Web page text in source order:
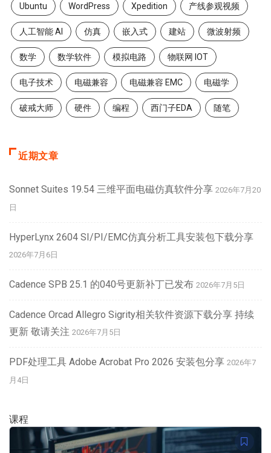
Ubuntu WordPress Xpedition 产线参观视频
人工智能 AI 仿真 嵌入式 建站 微波射频
数学 数学软件 模拟电路 物联网 IOT
电子技术 电磁兼容 电磁兼容 EMC 电磁学
破戒大师 硬件 编程 西门子EDA 随笔
近期文章
Sonnet Suites 19.54 三维平面电磁仿真软件分享 2026年7月20
日
HyperLynx 2604 SI/PI/EMC仿真分析工具安装包下载分享
2026年7月6日
Cadence SPB 25.1 的040号更新补丁已发布 2026年7月5日
Cadence Orcad Allegro Sigrity相关软件资源下载分享 持续
更新 敬请关注 2026年7月5日
PDF处理工具 Adobe Acrobat Pro 2026 安装包分享 2026年7
月4日
课程